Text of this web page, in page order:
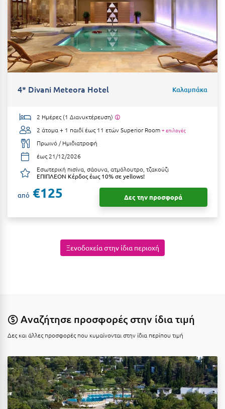
Κοζάνη
Κοκκώνι Κορινθίας
Κομοτηνή
Κόνιτσα
Κόρινθος
Κουρούτα Ηλείας
Κουφονήσια
Κρήτη
Κυλλήνη
Λ
Λακόπετρα Αχαΐας
Λακωνία
Λασίθι
4* Divani Meteora Hotel Καλαμπάκα
2 Ημέρες (1 Διανυκτέρευση)
2 άτομα + 1 παιδί έως 11 ετώνSuperior Room + επιλογές
Πρωινό / Ημιδιατροφή
έως 21/12/2026
Εσωτερική πισίνα, σάουνα, ατμόλουτρο, τζακούζι
ΕΠΙΠΛΕΟΝ Κέρδος έως 10% σε yellows!
από €125 Δες την προσφορά
Ξενοδοχεία στην ίδια περιοχή
Αναζήτησε προσφορές στην ίδια τιμή
Δες και άλλες προσφορές που κυμαίνονται στην ίδια περίπου τιμή